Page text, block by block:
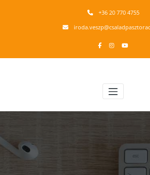
+36 20 770 4755
Veszprémi Érsekség